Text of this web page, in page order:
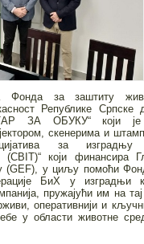
Фонда за заштиту
Републике Српске
ЗА ОБУКУ“ који
скенерима и
за
(CBIT)“ који финансира
(GEF), у циљу помоћи
БиХ у изградњи
пружајући им на
оперативнији и
у области животне